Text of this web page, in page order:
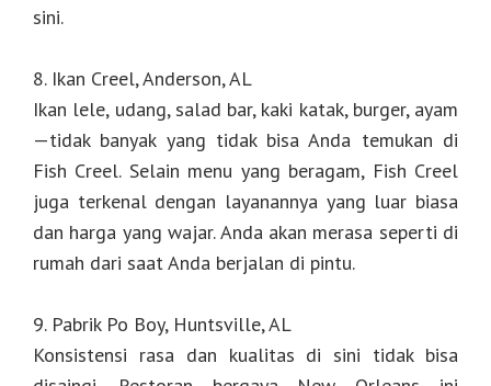
sini.
8. Ikan Creel, Anderson, AL
Ikan lele, udang, salad bar, kaki katak, burger, ayam
—tidak banyak yang tidak bisa Anda temukan di
Fish Creel. Selain menu yang beragam, Fish Creel
juga terkenal dengan layanannya yang luar biasa
dan harga yang wajar. Anda akan merasa seperti di
rumah dari saat Anda berjalan di pintu.
9. Pabrik Po Boy, Huntsville, AL
Konsistensi rasa dan kualitas di sini tidak bisa